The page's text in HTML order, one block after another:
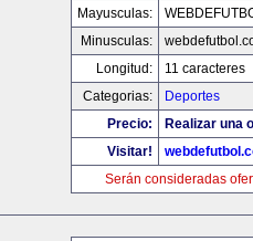
Mayusculas:
Minusculas:
Longitud:
11 caracteres
Categorias:
Deportes
Precio:
Realizar una
Visitar!
Serán consideradas